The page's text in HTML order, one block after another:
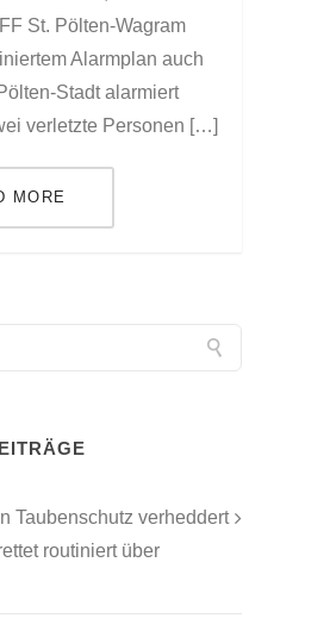
St. Pölten-Wagram
Alarmplan auch
Stadt alarmiert
verletzte Personen […]
MORE
Taubenschutz verheddert
routiniert über